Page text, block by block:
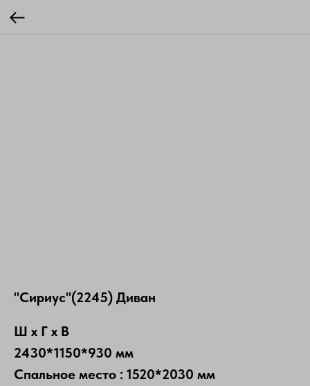
"Сириус"(2245) Диван
Ш х Г х В
2430*1150*930 мм
Спальное место : 1520*2030 мм